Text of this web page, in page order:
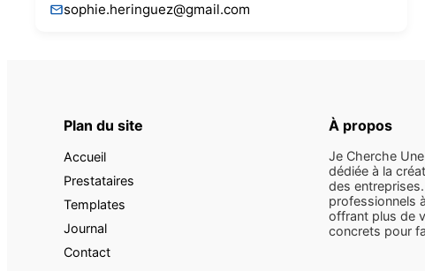
sophie.heringuez@gmail.com
Plan du site
Accueil
Prestataires
Templates
Journal
Contact
À propos
Je Cherche
dédiée à la
des
professionnels
offrant plus de
concrets pour